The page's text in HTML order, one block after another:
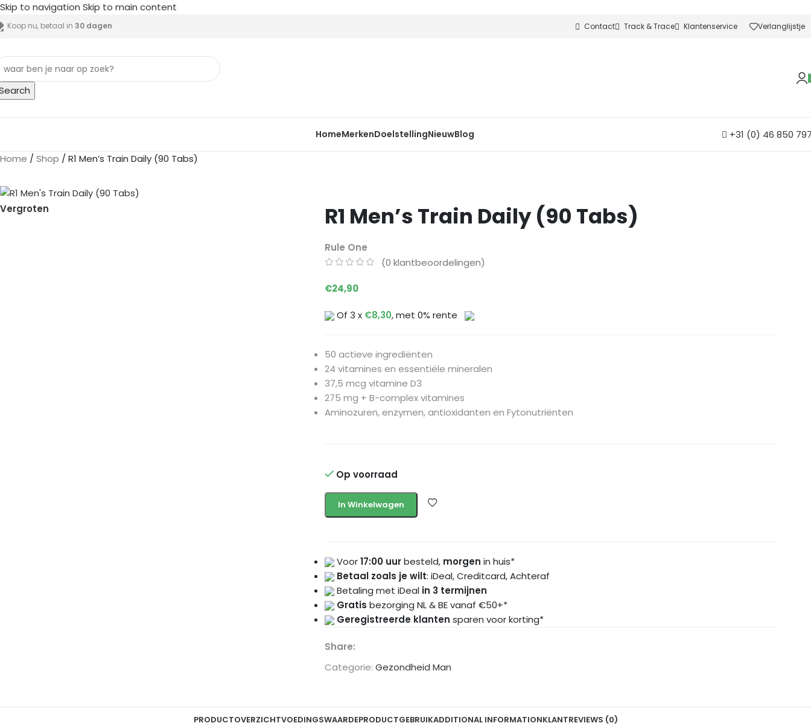
Skip to navigation Skip to main content
Koop nu, betaal in 30 dagen Contact Track & Trace Klantenservice Verlanglijstje
HomeMerkenDoelstellingNieuwBlog
+31 (0) 46 850
Home / Shop / R1 Men’s Train Daily (90 Tabs)
Vergroten R1 Men’s Train Daily (90 Tabs)
Rule One
(0 klantbeoordelingen)
€24,90
Of 3 x €8,30, met 0% rente
50 actieve ingrediënten
24 vitamines en essentiële mineralen
37,5 mcg vitamine D3
275 mg + B-complex vitamines
Aminozuren, enzymen, antioxidanten en Fytonutriënten
Op voorraad
In Winkelwagen
Voor17:00 uurbesteld, morgen in huis*
Betaal zoals je wilt: iDeal, Creditcard, Achteraf
Betaling met iDeal in 3 termijnen
Gratis bezorging NL & BE vanaf €50+*
Geregistreerde klanten sparen voor korting*
Share:
Categorie: Gezondheid Man
PRODUCTOVERZICHTVOEDINGSWAARDEPRODUCTGEBRUIKADDITIONAL INFORMATIONKLANTREVIEWS (0)